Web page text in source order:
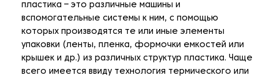
пластика – это различные машины и
вспомогательные системы к ним, с помощью
которых производятся те или иные элементы
упаковки (ленты, пленка, формочки емкостей или
крышек и др.) из различных структур пластика. Чаще
всего имеется ввиду технология термического или